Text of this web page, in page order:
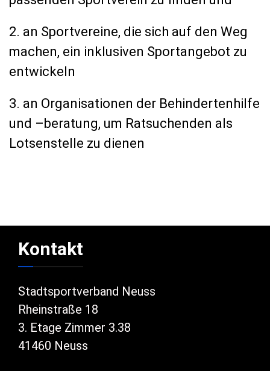
2. an Sportvereine, die sich auf den Weg
machen, ein inklusiven Sportangebot zu
entwickeln
3. an Organisationen der Behindertenhilfe
und –beratung, um Ratsuchenden als
Lotsenstelle zu dienen
Kontakt
Stadtsportverband Neuss
Rheinstraße 18
3. Etage Zimmer 3.38
41460 Neuss